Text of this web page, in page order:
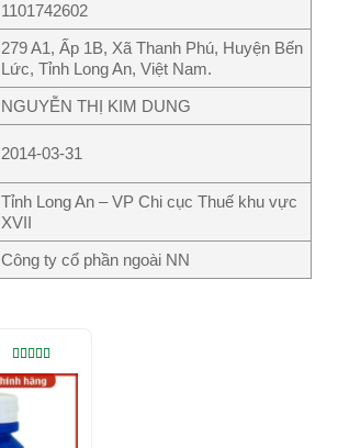
1101742602
279 A1, Ấp 1B, Xã Thanh Phú, Huyện Bến
Lức, Tỉnh Long An, Việt Nam.
NGUYỄN THỊ KIM DUNG
2014-03-31
Tỉnh Long An – VP Chi cục Thuế khu vực
XVII
Công ty cổ phần ngoài NN
Được xếp
hạng5.00
sao